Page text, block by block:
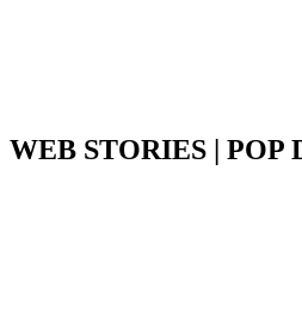
WEB STORIES | POP